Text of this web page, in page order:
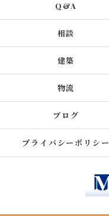
Q&A
相談
建築
物流
ブログ
プライバシーポリシー